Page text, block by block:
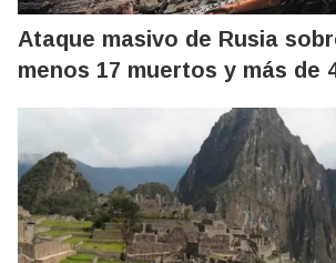
Ataque masivo de Rusia
menos 17 muertos y más de